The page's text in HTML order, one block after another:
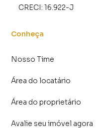
CRECI: 16.922-J
Conheça
Nosso Time
Área do locatário
Área do proprietário
Avalie seu imóvel agora